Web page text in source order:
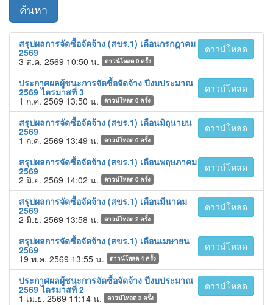
ค้นหา
ดาวน์โหลด
สรุปผลการจัดซื้อจัดจ้าง (สขร.1) เดือนกรกฎาคม
2569
3 ส.ค. 2569 10:50 น. ดาวน์โหลด 0ครั้ง
ดาวน์โหลด
ประกาศผลผู้ชนะการจัดซื้อจัดจ้าง ปีงบประมาณ
2569 ไตรมาสที่ 3
1 ก.ค. 2569 13:50 น. ดาวน์โหลด 0ครั้ง
ดาวน์โหลด
สรุปผลการจัดซื้อจัดจ้าง (สขร.1) เดือนมิถุนายน
2569
1 ก.ค. 2569 13:49 น. ดาวน์โหลด 0ครั้ง
ดาวน์โหลด
สรุปผลการจัดซื้อจัดจ้าง (สขร.1) เดือนพฤษภาคม
2569
2 มิ.ย. 2569 14:02 น. ดาวน์โหลด 0ครั้ง
ดาวน์โหลด
สรุปผลการจัดซื้อจัดจ้าง (สขร.1) เดือนมีนาคม
2569
2 มิ.ย. 2569 13:58 น. ดาวน์โหลด 2ครั้ง
ดาวน์โหลด
สรุปผลการจัดซื้อจัดจ้าง (สขร.1) เดือนเมษายน
2569
19 พ.ค. 2569 13:55 น. ดาวน์โหลด 4ครั้ง
ดาวน์โหลด
ประกาศผลผู้ชนะการจัดซื้อจัดจ้าง ปีงบประมาณ
2569 ไตรมาสที่ 2
1 เม.ย. 2569 11:14 น. ดาวน์โหลด 3ครั้ง